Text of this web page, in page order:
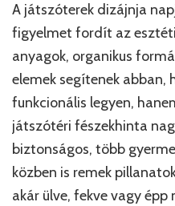
A játszóterek dizájnja
figyelmet fordít az
anyagok, organikus
elemek segítenek abban,
funkcionális legyen,
játszótéri fészekhinta
biztonságos, több
közben is remek
akár ülve, fekve vagy épp